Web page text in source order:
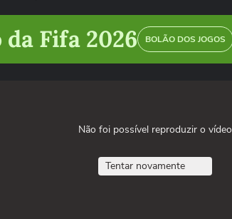
Fifa 2026 BOLÃO DOS JOGOS
Não foi possível reproduzir o vídeo
Tentar novamente